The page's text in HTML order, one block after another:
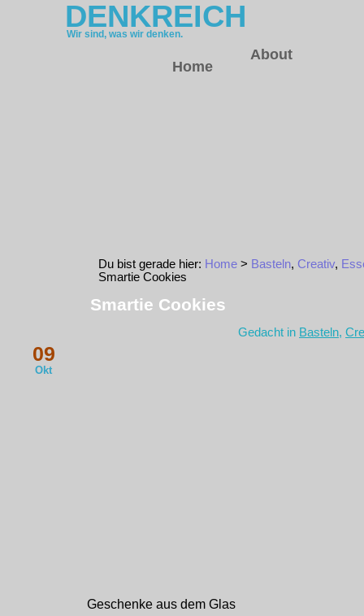
DENKREICH
Wir sind, was wir denken.
Home
About
Du bist gerade hier: Home > Basteln, Creativ,
Smartie Cookies
Smartie Cookies
Gedacht in Basteln,
09
Okt
Geschenke aus dem Glas